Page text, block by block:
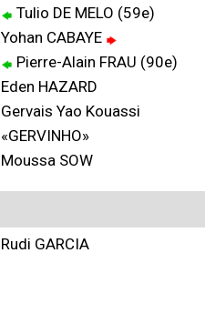
Tulio DE MELO (59e)
Yohan CABAYE
Pierre-Alain FRAU (90e)
Eden HAZARD
Gervais Yao Kouassi
«GERVINHO»
Moussa SOW
Rudi GARCIA